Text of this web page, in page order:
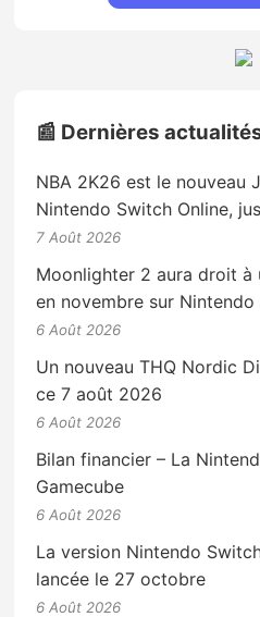
📰 Dernières
NBA 2K26 est le nouveau
Nintendo Switch Online,
7 Août 2026
Moonlighter 2 aura droit à
en novembre sur
6 Août 2026
Un nouveau THQ Nordic
ce 7 août 2026
6 Août 2026
Bilan financier – La
Gamecube
6 Août 2026
La version Nintendo
lancée le 27 octobre
6 Août 2026